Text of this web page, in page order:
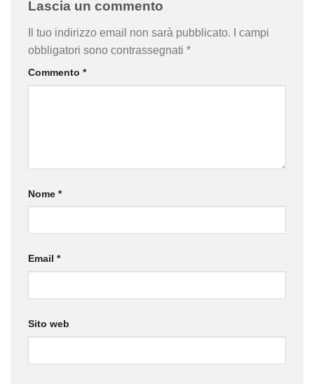
Lascia un commento
Il tuo indirizzo email non sarà pubblicato.
I campi
obbligatori sono contrassegnati *
Commento *
Nome *
Email *
Sito web